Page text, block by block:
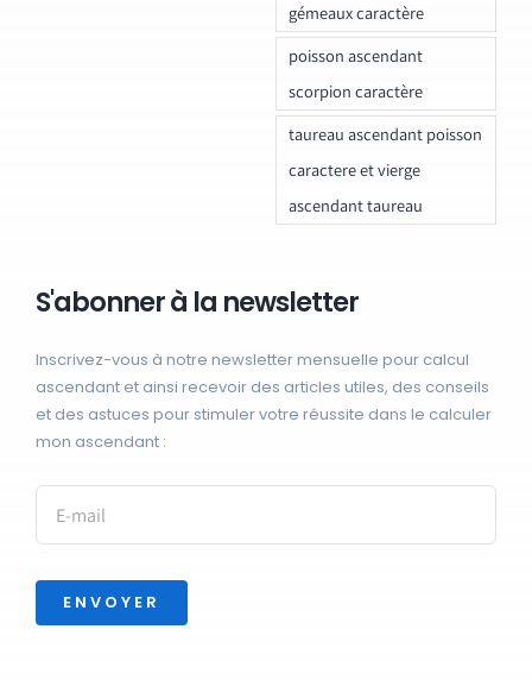
gémeaux caractère
poisson ascendant
scorpion caractère
taureau ascendant poisson
caractere et vierge
ascendant taureau
S'abonner à la newsletter
Inscrivez-vous à notre newsletter mensuelle pour calcul
ascendant et ainsi recevoir des articles utiles, des conseils
et des astuces pour stimuler votre réussite dans le calculer
mon ascendant :
ENVOYER